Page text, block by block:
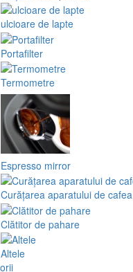
ulcioare de lapte
Portafilter
Termometre
Espresso mirror
Curățarea aparatului de cafea
Clătitor de pahare
Altele